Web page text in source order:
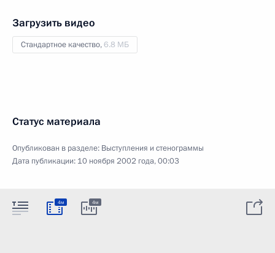
Загрузить видео
Стандартное качество,6.8 МБ
Статус материала
Опубликован в разделе: Выступления и стенограммы
Дата публикации: 10 ноября 2002 года, 00:03
4м 4м